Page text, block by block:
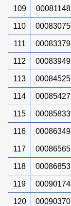
109 00081148
110 00083075
111 00083379
112 00083949
113 00084525
114 00085427
115 00085833
116 00086349
117 00086565
118 00086853
119 00090174
120 00090370